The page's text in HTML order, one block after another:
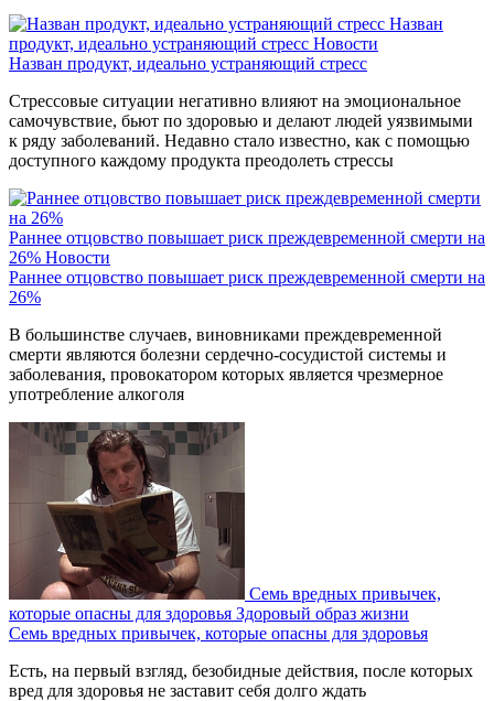
Назван
продукт, идеально устраняющий стресс Новости
Назван продукт, идеально устраняющий стресс
Стрессовые ситуации негативно влияют на эмоциональное
самочувствие, бьют по здоровью и делают людей уязвимыми
к ряду заболеваний. Недавно стало известно, как с помощью
доступного каждому продукта преодолеть стрессы
Раннее отцовство повышает риск преждевременной смерти на
26% Новости
Раннее отцовство повышает риск преждевременной смерти на
26%
В большинстве случаев, виновниками преждевременной
смерти являются болезни сердечно-сосудистой системы и
заболевания, провокатором которых является чрезмерное
употребление алкоголя
Семь вредных привычек,
которые опасны для здоровья Здоровый образ жизни
Семь вредных привычек, которые опасны для здоровья
Есть, на первый взгляд, безобидные действия, после которых
вред для здоровья не заставит себя долго ждать